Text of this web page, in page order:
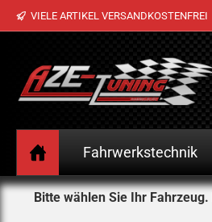
Hauptinhalt springen
Zur Suche springen
Zur Hauptnavigation springen
VIELE ARTIKEL VERSANDKOSTENFREI
Fahrwerkstechnik
Bitte wählen Sie Ihr Fahrzeug.